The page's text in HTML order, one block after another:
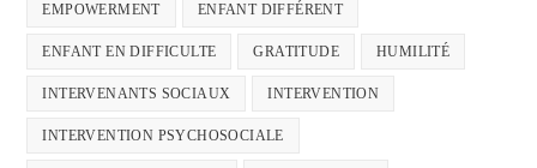
EMPOWERMENT ENFANT DIFFÉRENT
ENFANT EN DIFFICULTE GRATITUDE HUMILITÉ
INTERVENANTS SOCIAUX INTERVENTION
INTERVENTION PSYCHOSOCIALE